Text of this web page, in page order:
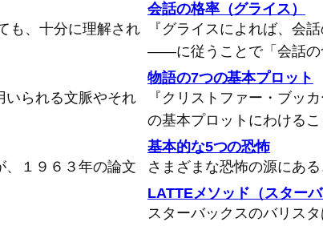
も、十分に理解され
いられる文脈やそれ
、１９６３年の論文
会話の格率（グライス）
『グライスによれば、会
――に従うことで「会話
物語の7つの基本プロット
『クリストファー・ブッ
の基本プロットにわける
基本的な5つの恐怖
さまざまな恐怖の源にある
LATTEメソッド（スター
スターバックスのバリス